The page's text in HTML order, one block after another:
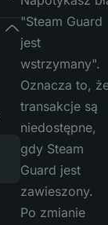
"Steam Guard
jest
wstrzymany".
Oznacza to,
transakcje są
niedostępne,
gdy Steam
Guard jest
zawieszony.
Po zmianie